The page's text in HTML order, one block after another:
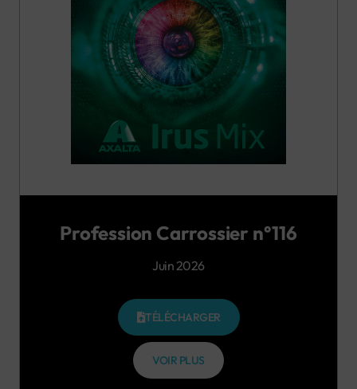
Profession Carrossier n°116
Juin 2026
TÉLÉCHARGER
VOIR PLUS